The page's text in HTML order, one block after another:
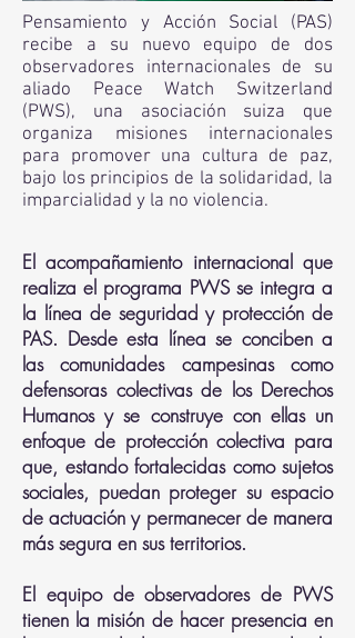
Pensamiento y Acción Social (PAS)
recibe a su nuevo equipo de dos
observadores internacionales de su
aliado Peace Watch Switzerland
(PWS), una asociación suiza que
organiza misiones internacionales
para promover una cultura de paz,
bajo los principios de la solidaridad, la
imparcialidad y la no violencia.
El acompañamiento internacional que
realiza el programa PWS se integra a
la línea de seguridad y protección de
PAS. Desde esta línea se conciben a
las comunidades campesinas como
defensoras colectivas de los Derechos
Humanos y se construye con ellas un
enfoque de protección colectiva para
que, estando fortalecidas como sujetos
sociales, puedan proteger su espacio
de actuación y permanecer de manera
más segura en sus territorios.
El equipo de observadores de PWS
tienen la misión de hacer presencia en